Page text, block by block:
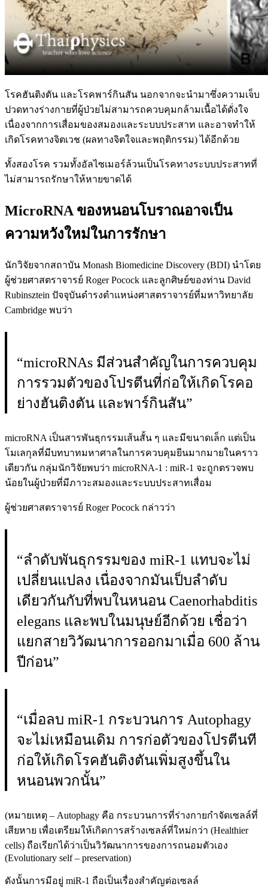
โรคฮันติงตัน และโรคพาร์กินสัน นอกจากจะนำมาซึ่งความเจ็บ
ปวดทางร่างกายที่ผู้ป่วยไม่สามารถควบคุมกล้ามเนื้อได้ดั่งใจ
เนื่องจากการเสื่อมของสมองและระบบประสาท และอาจทำให้
เกิดโรคทางจิตเวช (ผลทางจิตใจและพฤติกรรม) ได้อีกด้วย
ทั้งสองโรค รวมทั้งอัลไซเมอร์ล้วนเป็นโรคทางระบบประสาทที่
ไม่สามารถรักษาให้หายขาดได้
MicroRNA ของหนอนโบราณอาจเป็น
ความหวังใหม่ในการรักษา
นักวิจัยจากสถาบัน Monash Biomedicine Discovery (BDI) นำโดย
ผู้ช่วยศาสตราจารย์ Roger Pocock และลูกศิษย์ของท่าน David
Rubinsztein ปัจจุบันดำรงตำแหน่งศาสตราจารย์ที่มหาวิทยาลัย
Cambridge พบว่า
“microRNAs มีส่วนสำคัญในการควบคุม
การรวมตัวของโปรตีนที่ก่อให้เกิดโรคอ
ย่างฮันติงตัน และพาร์กินสัน”
microRNA เป็นสารพันธุกรรมเส้นสั้น ๆ และมีขนาดเล็ก แต่เป็น
โมเลกุลที่มีบทบาทมหาศาลในการควบคุมยีนมากมายในคราว
เดียวกัน กลุ่มนักวิจัยพบว่า microRNA-1 : miR-1 จะถูกตรวจพบ
น้อยในผู้ป่วยที่มีภาวะสมองและระบบประสาทเสื่อม
ผู้ช่วยศาสตราจารย์ Roger Pocock กล่าวว่า
“ลำดับพันธุกรรมของ miR-1 แทบจะไม่
เปลี่ยนแปลง เนื่องจากมันเป็บลำดับ
เดียวกันกับที่พบในหนอน Caenorhabditis
elegans และพบในมนุษย์อีกด้วย เชื่อว่า
แยกสายวิวัฒนาการออกมาเมื่อ 600 ล้าน
ปีก่อน”
“เมื่อลบ miR-1 กระบวนการ Autophagy
จะไม่เหมือนเดิม การก่อตัวของโปรตีนที
ก่อให้เกิดโรคฮันติงตันเพิ่มสูงขึ้นใน
หนอนพวกนั้น”
(หมายเหตุ – Autophagy คือ กระบวนการที่ร่างกายกำจัดเซลล์ที่
เสียหาย เพื่อเตรียมให้เกิดการสร้างเซลล์ที่ใหม่กว่า (Healthier
cells) ถือเรียกได้ว่าเป็นวิวัฒนาการของการถนอมตัวเอง
(Evolutionary self – preservation)
ดังนั้นการมีอยู่ miR-1 ถือเป็นเรื่องสำคัญต่อเซลล์